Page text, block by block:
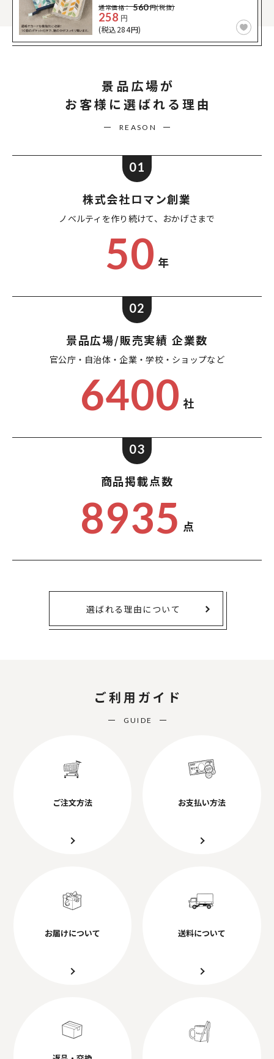
通常価格： 560円(税抜)
258 円
(税込284円)
景品広場が
お客様に選ばれる理由
REASON
01
株式会社ロマン創業
ノベルティを作り続けて、 おかげさまで
50 年
02
景品広場/販売実績 企業数
官公庁・自治体・企業・学校・ショップなど
6400 社
03
商品掲載点数
8935 点
選ばれる理由について
ご利用ガイド
GUIDE
ご注文方法 お支払い方法
お届けについて 送料について